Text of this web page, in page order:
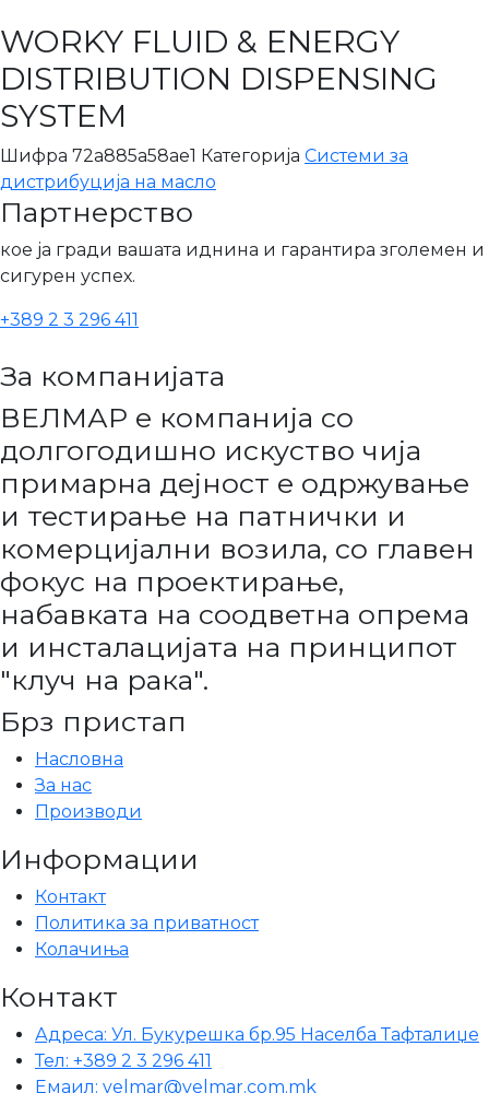
WORKY FLUID & ENERGY
DISTRIBUTION DISPENSING
SYSTEM
Шифра 72a885a58ae1 Категорија Системи за
дистрибуција на масло
Партнерство
кое ја гради вашата иднина и гарантира зголемен и
сигурен успех.
+389 2 3 296 411
За компанијата
ВЕЛМАР е компанија со
долгогодишно искуство чија
примарна дејност е одржување
и тестирање на патнички и
комерцијални возила, со главен
фокус на проектирање,
набавката на соодветна опрема
и инсталацијата на принципот
"клуч на рака".
Брз пристап
Насловна
За нас
Производи
Информации
Контакт
Политика за приватност
Колачиња
Контакт
Адреса: Ул. Букурешка бр.95 Населба Тафталиџе
Тел: +389 2 3 296 411
Емаил: velmar@velmar.com.mk